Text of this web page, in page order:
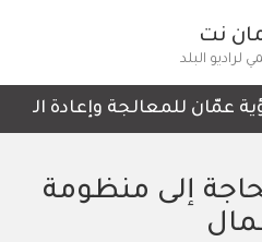
نت
لراديو البلد
للمعالجة وإعادة
إلى منظومة